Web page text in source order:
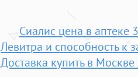
Сиалис цена в аптеке
Левитра и способность к
Доставка купить в Москве